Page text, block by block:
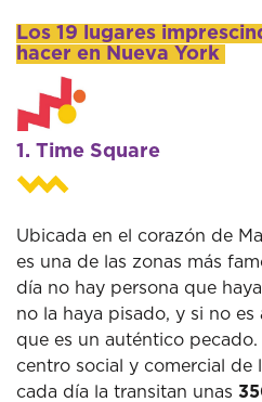
Los 19 lugares
hacer en Nueva York
1. Time Square
Ubicada en el corazón de
es una de las zonas más
día no hay persona que
no la haya pisado, y si no
que es un auténtico
centro social y comercial de
cada día la transitan unas